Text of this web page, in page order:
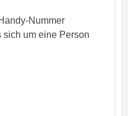
Nummer
sich um eine Person